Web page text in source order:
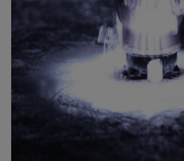
Cookie Name
Cookie Laufzeit
undefined
Nutzung von Typekit zur
Schriftarten.
(https://www.adobe.com/
Name
Adobe Fonts